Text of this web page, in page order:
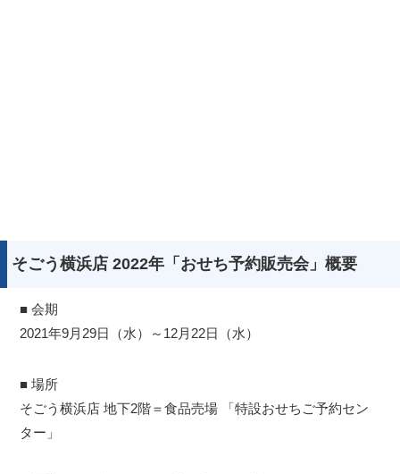
そごう横浜店 2022年「おせち予約販売会」概要
■ 会期
2021年9月29日（水）～12月22日（水）
■ 場所
そごう横浜店 地下2階＝食品売場 「特設おせちご予約セン
ター」